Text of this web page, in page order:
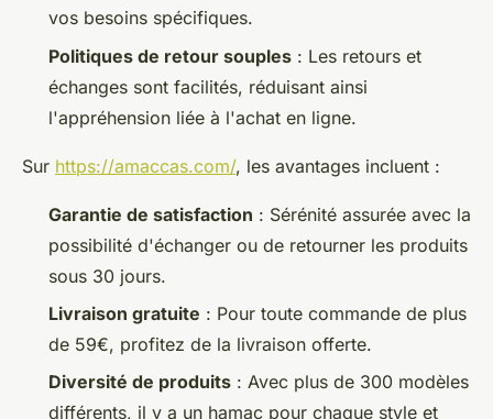
vos besoins spécifiques.
Politiques de retour souples : Les retours et
échanges sont facilités, réduisant ainsi
l'appréhension liée à l'achat en ligne.
Sur https://amaccas.com/, les avantages incluent :
Garantie de satisfaction : Sérénité assurée avec la
possibilité d'échanger ou de retourner les produits
sous 30 jours.
Livraison gratuite : Pour toute commande de plus
de 59€, profitez de la livraison offerte.
Diversité de produits : Avec plus de 300 modèles
différents, il y a un hamac pour chaque style et